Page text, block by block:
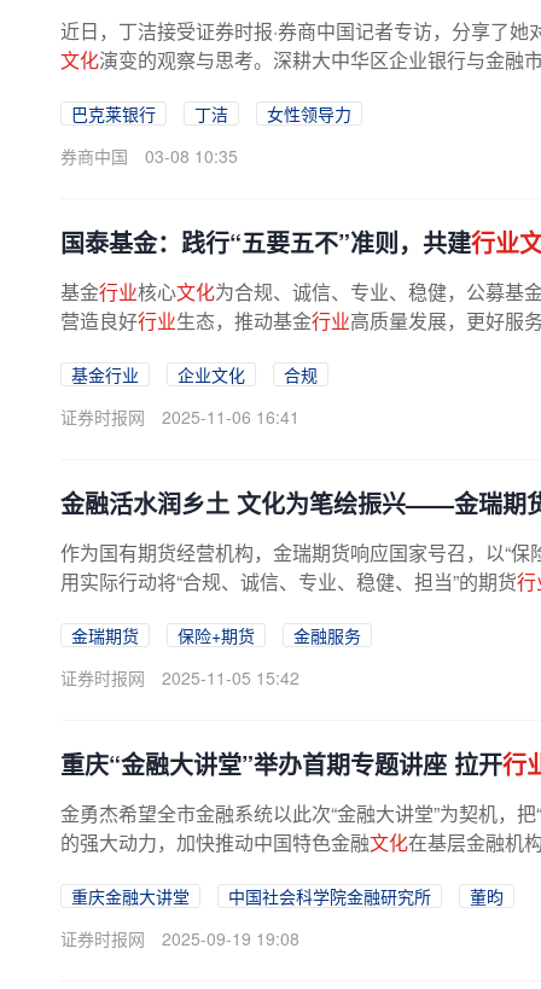
近日，丁洁接受证券时报·券商中国记者专访，分享了
文化演变的观察与思考。深耕大中华区企业银行与金融
巴克莱银行 丁洁
女性领导力
券商中国
03-08 10:35
国泰基金：践行“五要五不”准则，共建行业
基金行业核心文化为合规、诚信、专业、稳健，公募基
营造良好行业生态，推动基金行业高质量发展，更好服
基金行业 企业文化
合规
证券时报网
2025-11-06 16:41
金融活水润乡土 文化为笔绘振兴——金瑞期
作为国有期货经营机构，金瑞期货响应国家号召，以“
用实际行动将“合规、诚信、专业、稳健、担当”的期货行
金瑞期货 保险+期货
金融服务
证券时报网
2025-11-05 15:42
重庆“金融大讲堂”举办首期专题讲座 拉开行
金勇杰希望全市金融系统以此次“金融大讲堂”为契机，
的强大动力，加快推动中国特色金融文化在基层金融机
重庆金融大讲堂 中国社会科学院金融研究所
董昀
证券时报网
2025-09-19 19:08